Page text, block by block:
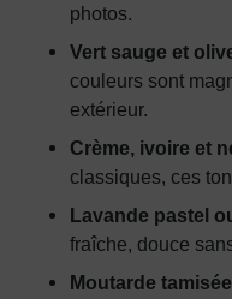
photos.
Vert sauge et
couleurs sont
extérieur.
Crème, ivoire et
classiques, ces
Lavande pastel
fraîche, douce
Moutarde